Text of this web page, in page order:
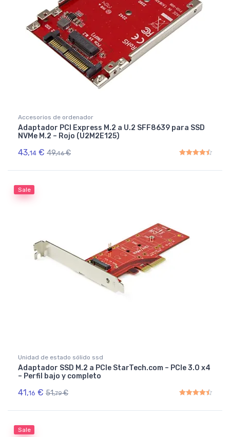
Accesorios de ordenador
Adaptador PCI Express M.2 a U.2 SFF8639 para SSD
NVMe M.2 – Rojo (U2M2E125)
43,14 € 49,46 €
Sale
Unidad de estado sólido ssd
Adaptador SSD M.2 a PCIe StarTech.com – PCIe 3.0 x4
– Perfil bajo y completo
41,16 € 51,79 €
Sale